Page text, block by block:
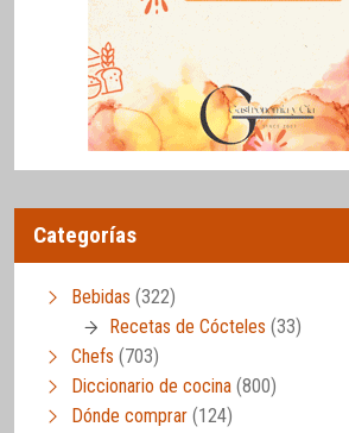
Categorías
Bebidas (322)
Recetas de Cócteles (33)
Chefs (703)
Diccionario de cocina (800)
Dónde comprar (124)